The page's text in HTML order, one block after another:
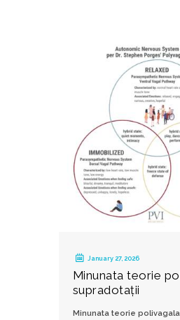
January 27, 2026
Minunata teorie
supradotații
Minunata teorie